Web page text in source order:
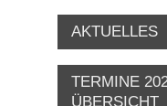
AKTUELLES
TERMINE
ÜBERSICHT